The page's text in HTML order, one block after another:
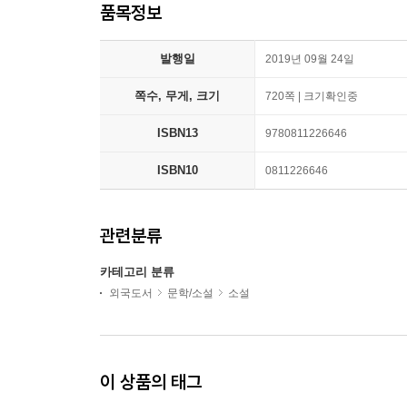
품목정보
발행일 2019년 09월 24일
쪽수, 무게, 크기 720쪽 | 크기확인중
ISBN13 9780811226646
ISBN10 0811226646
관련분류
카테고리 분류
외국도서 문학/소설 소설
이 상품의 태그